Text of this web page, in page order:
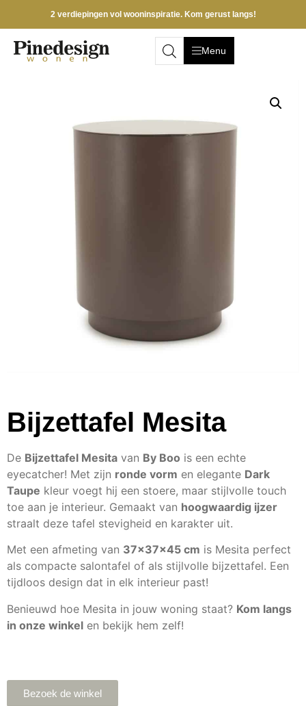
2 verdiepingen vol wooninspiratie. Kom gerust langs!
Menu
Bijzettafel Mesita
De Bijzettafel Mesita van By Boo is een echte
eyecatcher! Met zijn ronde vorm en elegante Dark
Taupe kleur voegt hij een stoere, maar stijlvolle touch
toe aan je interieur. Gemaakt van hoogwaardig ijzer
straalt deze tafel stevigheid en karakter uit.
Met een afmeting van 37x37x45 cm is Mesita perfect
als compacte salontafel of als stijlvolle bijzettafel. Een
tijdloos design dat in elk interieur past!
Benieuwd hoe Mesita in jouw woning staat? Kom langs
in onze winkel en bekijk hem zelf!
Bezoek de winkel